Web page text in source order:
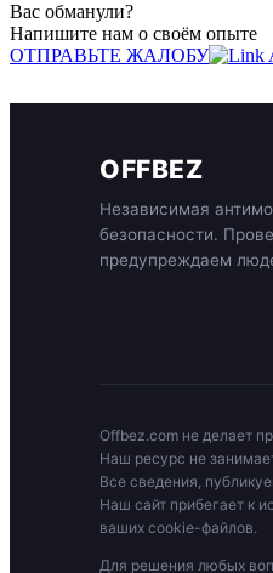
Вас обманули?
Напишите нам о своём опыте
ОТПРАВЬТЕ ЖАЛОБУ
OFFBEZ
Независимая
безопасности.
предупреждаем
Offbez.com не делает
Наш ресурс не
Все сведения,
Наш сайт прибегает к
ваших cookie-файлов.
Для решения любых